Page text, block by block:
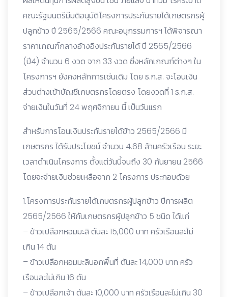
คณะรัฐมนตรีมีมติอนุมัติโครงการประกันรายได้เกษตรกรผู้
ปลูกข้าว ปี 2565/2566 คณะอนุกรรมการฯ ได้พิจารณา
ราคาเกณฑ์กลางอ้างอิงประกันรายได้ ปี 2565/2566
(ปี4) จำนวน 6 งวด จาก 33 งวด ซึ่งหลักเกณฑ์ต่างๆ ใน
โครงการฯ ยังคงหลักการเช่นเดิม โดย ธ.ก.ส. จะโอนเงิน
ส่วนต่างเข้าบัญชีเกษตรกรโดยตรง โดยงวดที่ 1 ธ.ก.ส.
จ่ายเงินในวันที่ 24 พฤศจิกายน นี้ เป็นวันแรก
สำหรับการโอนเงินประกันรายได้ข้าว 2565/2566 มี
เกษตรกร ได้รับประโยชน์ จำนวน 4.68 ล้านครัวเรือน ระยะ
เวลาดำเนินโครงการ ตั้งแต่วันนี้จนถึง 30 กันยายน 2566
โดยจะจ่ายเงินช่วยเหลือจาก 2 โครงการ ประกอบด้วย
1.โครงการประกันรายได้เกษตรกรผู้ปลูกข้าว ปีการผลิต
2565/2566 ให้กับเกษตรกรผู้ปลูกข้าว 5 ชนิด ได้แก่
– ข้าวเปลือกหอมมะลิ ตันละ 15,000 บาท ครัวเรือนละไม่
เกิน 14 ตัน
– ข้าวเปลือกหอมมะลินอกพื้นที่ ตันละ 14,000 บาท ครัว
เรือนละไม่เกิน 16 ตัน
– ข้าวเปลือกเจ้า ตันละ 10,000 บาท ครัวเรือนละไม่เกิน 30